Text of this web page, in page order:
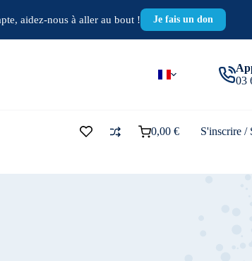
aidez-nous à aller au bout ! Je fais un don
03
Panier
0,00 € S'inscrire /